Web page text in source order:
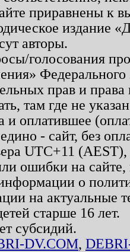
приравнены к
издание
авторы.
голосования
прав и
там где не
и оплатившее
- сайт, без
UTC+11
ошибки на
о
на актуальные
старше 16 лет.
субсидий.
DV.COM,